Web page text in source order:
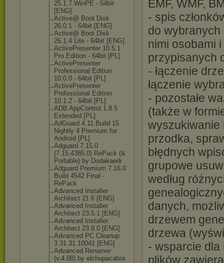
25.1.7 WinPE - 64bit
[ENG]
Active@ Boot Disk
26.0.1 - 64bit [ENG]
Active@ Boot Disk
26.1.4 Lite - 64bit [ENG]
ActivePresenter 10.5.1
Pro Edition - 64bit [PL]
ActivePresenter
Professional Edition
10.0.0 - 64bit [PL]
ActivePresenter
Professional Edition
10.1.2 - 64bit [PL]
ADB AppControl 1.8.5
Extended [PL]
AdGuard 4.11 Build 15
Nightly 4 Premium for
Android [PL]
Adguard 7.15.0
(7.15.4385.0) RePack (&
Portable) by Dodakaedr
Adguard Premium 7.16.0
Build 4542 Final -
RePack
Advanced Installer
Architect 21 6 [ENG]
Advanced Installer
Architect 23.5.1 [ENG]
Advanced Installer
Architect 23.8.0 [ENG]
Advanced PC Cleanup
3.31.31.10041 [ENG]
Advanced Renamer
(v.4.08) by elchupacabra
EMF, WMF,
- spis
do
nimi osobami
przypisanych
- łączenie
łączenie
- pozostałe
(także w
wyszukiwanie
przodka,
błędnych
grupowe
według
danych,
drzewem
drzewa
- wsparcie
plików